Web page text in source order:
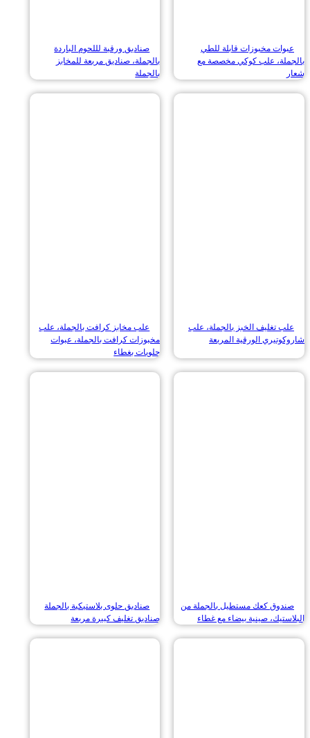
مخبوزات قابلة للطي
علب كوكي مخصصة مع
صناديق ورقية لللحوم الباردة
بالجملة، صناديق مربعة للمخابز
بالجملة
تغليف الخبز بالجملة، علب
الورقية المربعة
علب مخابز كرافت بالجملة، علب
مخبوزات كرافت بالجملة، عبوات
حلويات بغطاء
كعك مستطيل بالجملة من
صينية بيضاء مع غطاء
صناديق حلوى بلاستيكية بالجملة
صناديق تغليف كبيرة مربعة